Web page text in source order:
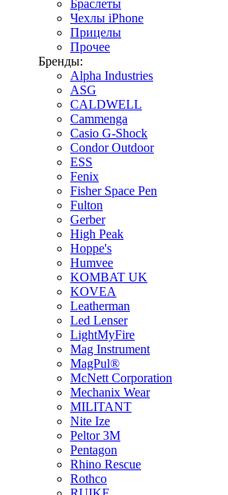
Браслеты
Чехлы iPhone
Прицелы
Прочее
Бренды:
Alpha Industries
ASG
CALDWELL
Cammenga
Casio G-Shock
Condor Outdoor
ESS
Fenix
Fisher Space Pen
Fulton
Gerber
High Peak
Hoppe's
Humvee
KOMBAT UK
KOVEA
Leatherman
Led Lenser
LightMyFire
Mag Instrument
MagPul®
McNett Corporation
Mechanix Wear
MILITANT
Nite Ize
Peltor 3M
Pentagon
Rhino Rescue
Rothco